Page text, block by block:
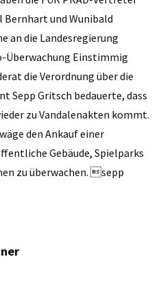
Bernhart und Wunibald
an die Landesregierung
Überwachung Einstimmig
die Verordnung über die
Sepp Gritsch bedauerte, dass
zu Vandalenakten kommt.
den Ankauf einer
Gebäude, Spielparks
zu überwachen. sepp